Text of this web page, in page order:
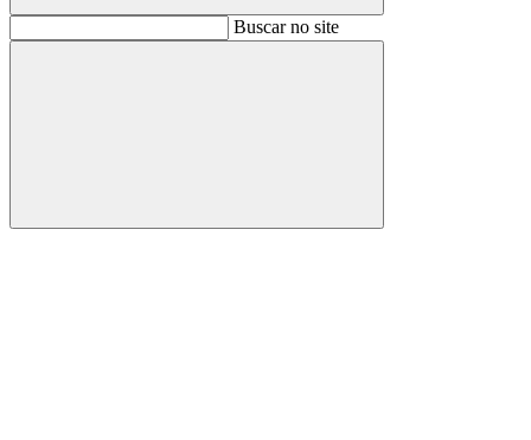
BuscarBuscar no site
Buscar